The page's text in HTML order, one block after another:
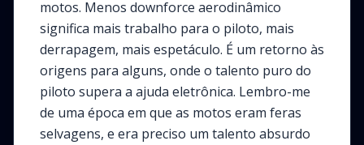
motos. Menos downforce aerodinâmico
significa mais trabalho para o piloto, mais
derrapagem, mais espetáculo. É um retorno às
origens para alguns, onde o talento puro do
piloto supera a ajuda eletrônica. Lembro-me
de uma época em que as motos eram feras
selvagens, e era preciso um talento absurdo